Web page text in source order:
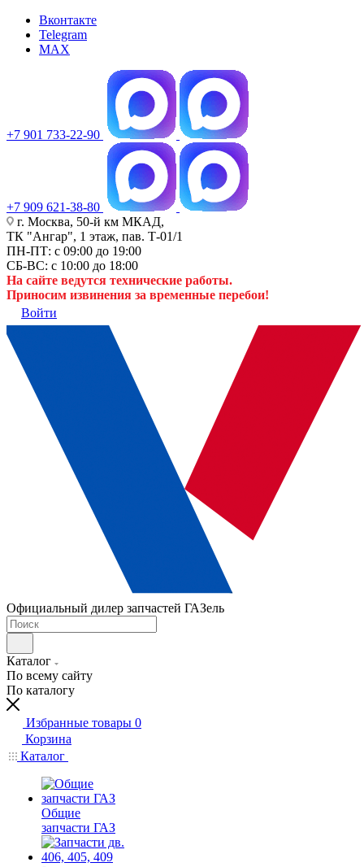
Вконтакте
Telegram
MAX
+7 901 733-22-90
+7 909 621-38-80
г. Москва, 50-й км МКАД,
ТК "Ангар", 1 этаж, пав. Т-01/1
ПН-ПТ: с 09:00 до 19:00
СБ-ВС: с 10:00 до 18:00
На сайте ведутся технические работы.
Приносим извинения за временные перебои!
Войти
Официальный дилер запчастей ГАЗель
Каталог
По всему сайту
По каталогу
Избранные товары 0
Корзина
Каталог
Общие
запчасти ГАЗ